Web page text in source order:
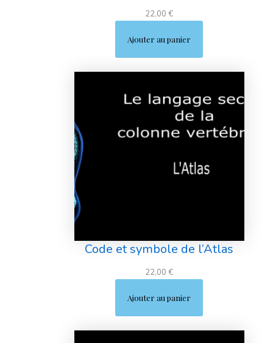
22,00€
Ajouter au panier
Code et symbole de l’Atlas
22,00€
Ajouter au panier